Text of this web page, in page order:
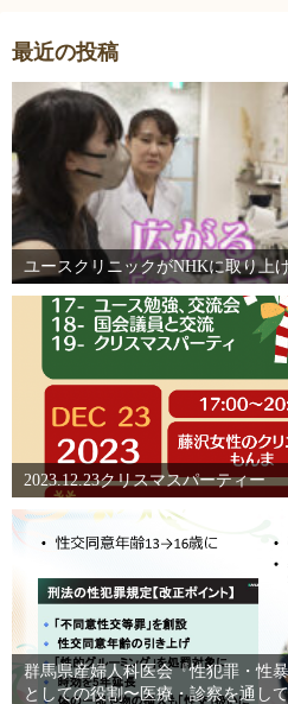
最近の投稿
ユースクリニックがNHKに取り上
2023.12.23クリスマスパーティー
群馬県産婦人科医会『性犯罪・性
としての役割〜医療・診察を通し